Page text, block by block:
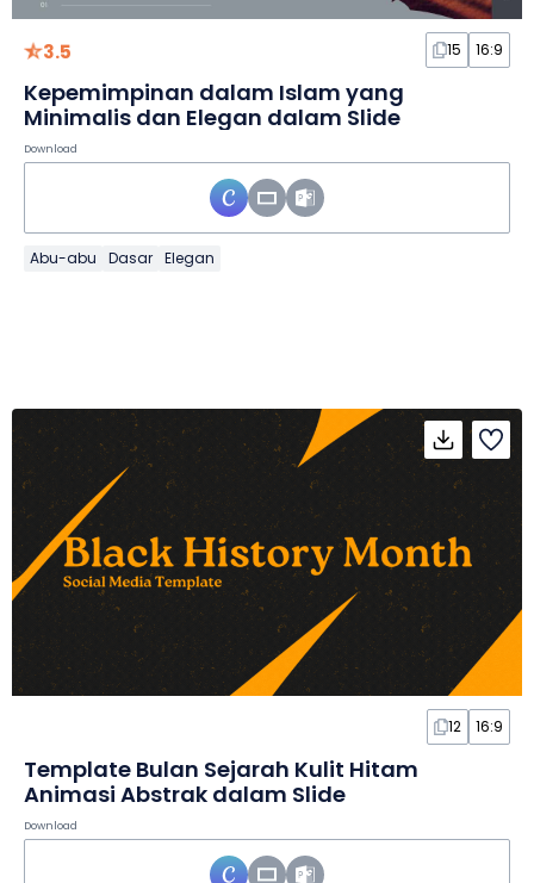
3.5 15 16:9
Kepemimpinan dalam Islam yang
Minimalis dan Elegan dalam Slide
Download
Abu-abu Dasar Elegan
12 16:9
Template Bulan Sejarah Kulit Hitam
Animasi Abstrak dalam Slide
Download